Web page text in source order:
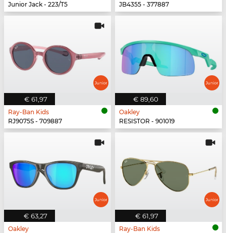
Junior Jack - 223/T5
JB4355 - 377887
€ 61,97
Ray-Ban Kids
RJ9075S - 709887
€ 89,60
Oakley
RESISTOR - 901019
€ 63,27
Oakley
€ 61,97
Ray-Ban Kids